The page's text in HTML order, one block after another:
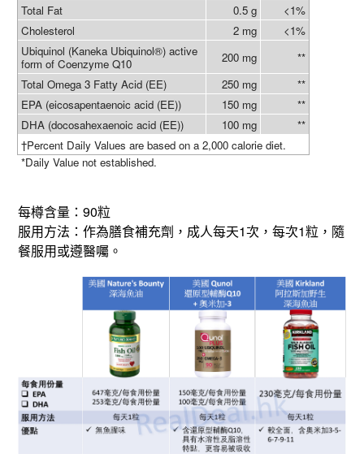
Total Fat
0.5 g
<1%
Cholesterol
2 mg
<1%
Ubiquinol (Kaneka Ubiquinol®) active
form of Coenzyme Q10
200 mg
**
Total Omega 3 Fatty Acid (EE)
250 mg
**
EPA (eicosapentaenoic acid (EE))
150 mg
**
DHA (docosahexaenoic acid (EE))
100 mg
**
†Percent Daily Values are based on a 2,000 calorie diet.
*Daily Value not established.
每樽含量： 90粒
服用方法： 作為膳食補充劑，成人每天1次，每次1粒，隨
餐服用或遵醫囑。